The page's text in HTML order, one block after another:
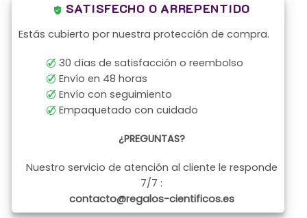
SATISFECHO O ARREPENTIDO
Estás cubierto por nuestra protección de compra.
30 días de satisfacción o reembolso
Envío en 48 horas
Envío con seguimiento
Empaquetado con cuidado
¿PREGUNTAS?
Nuestro servicio de atención al cliente le responde
7/7 :
contacto@regalos-cientificos.es